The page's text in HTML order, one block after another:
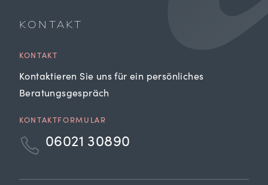
KONTAKT
KONTAKT
Kontaktieren Sie uns für ein persönliches
Beratungsgespräch
KONTAKTFORMULAR
06021 30890